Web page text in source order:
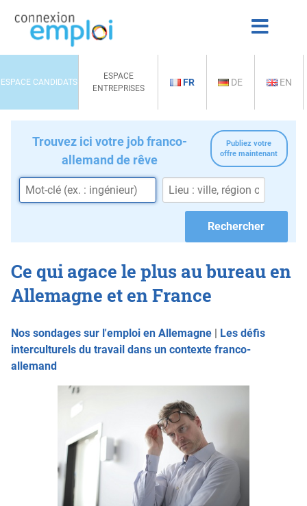
ESPACE CANDIDATS
ESPACE
ENTREPRISES
FR DE EN
Publiez votre
offre maintenant
Trouvez ici votre job franco-
allemand de rêve
Ce qui agace le plus au bureau en
Allemagne et en France
Nos sondages sur l'emploi en Allemagne | Les défis
interculturels du travail dans un contexte franco-
allemand